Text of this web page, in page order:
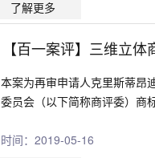
了解更多
【百一案评】三维立
本案为再审申请人克里斯蒂昂
委员会（以下简称商评委）商
时间：2019-05-16